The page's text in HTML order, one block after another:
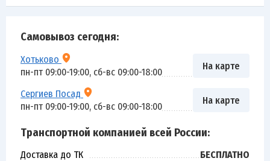
Самовывоз сегодня:
Хотьково
пн-пт 09:00-19:00, сб-вс 09:00-18:00
На карте
Сергиев Посад
пн-пт 09:00-19:00, сб-вс 09:00-18:00
На карте
Транспортной компанией всей России:
Доставка до ТК
БЕСПЛАТНО